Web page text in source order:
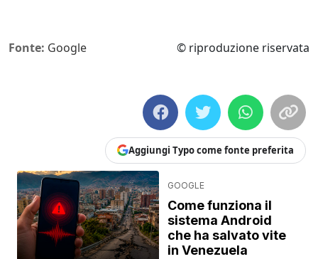
Fonte: Google © riproduzione riservata
Aggiungi Typo come fonte preferita
GOOGLE
Come funziona il
sistema Android
che ha salvato vite
in Venezuela